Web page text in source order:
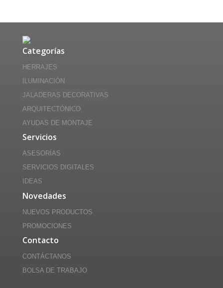
Categorías
HERRAJES
ILUMINACIÓN
JALADERAS DECORATIVAS
ARQUITECTÓNICO
AYUDAS DE MONTAJE
Servicios
ASESORÍAS
SERVICIOS DIGITALES
IDEAS
Novedades
NUEVOS PRODUCTOS
PROMOCIONES
Contacto
CONTÁCTANOS
BOLSA DE TRABAJO